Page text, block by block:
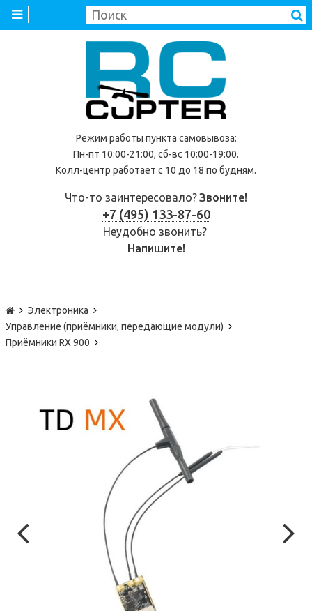
Режим работы пункта самовывоза:
Пн-пт 10:00-21:00, сб-вс 10:00-19:00.
Колл-центр работает с 10 до 18 по будням.
Что-то заинтересовало?Звоните!
+7 (495) 133-87-60
Неудобно звонить?
Напишите!
Электроника
Управление (приёмники, передающие модули)
Приёмники RX 900